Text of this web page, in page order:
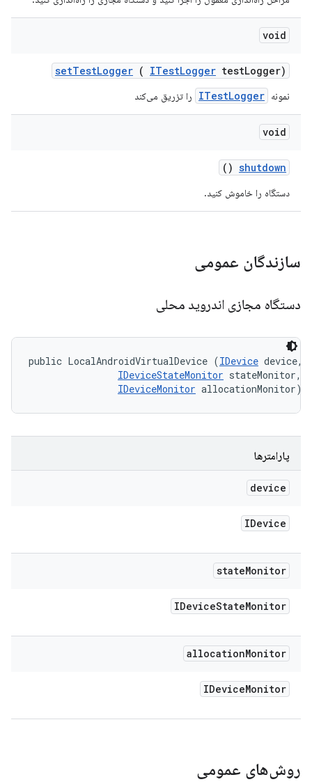
void
setTestLogger ( ITestLogger testLogger)
نمونه ITestLogger را تزریق می‌کند
void
shutdown
()
دستگاه را خاموش کنید.
سازندگان عمومی
دستگاه مجازی اندروید محلی
public LocalAndroidVirtualDevice (IDevice device,
IDeviceStateMonitor stateMonitor,
IDeviceMonitor allocationMonitor)
پارامترها
device
IDevice
stateMonitor
IDeviceStateMonitor
allocationMonitor
IDeviceMonitor
روش‌های عمومی